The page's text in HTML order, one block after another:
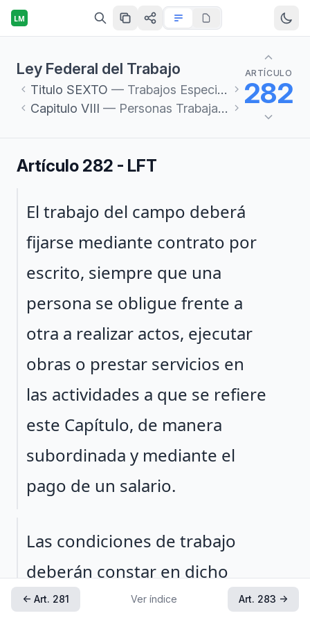
LM
Ley Federal del Trabajo
Titulo SEXTO — Trabajos Especiales
Capitulo VIII — Personas Trabajadoras del Campo
ARTÍCULO
282
Artículo 282 - LFT
Párrafo 1
El trabajo del campo deberá
fijarse mediante contrato por
escrito, siempre que una
persona se obligue frente a
otra a realizar actos, ejecutar
obras o prestar servicios en
las actividades a que se refiere
este Capítulo, de manera
subordinada y mediante el
pago de un salario.
Párrafo 2
Las condiciones de trabajo
deberán constar en dicho
contrato, observándose lo
← Art. 281 Ver índice Art. 283 →